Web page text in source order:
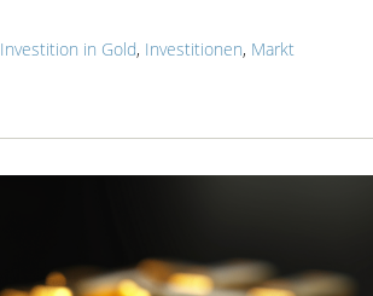
Investition in Gold, Investitionen, Markt